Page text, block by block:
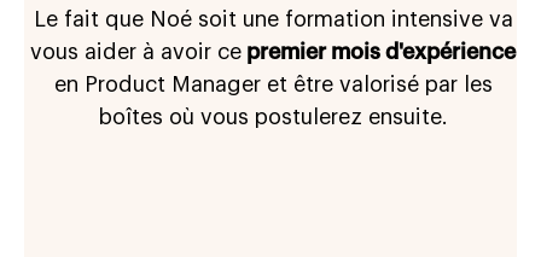
Le fait que Noé soit une formation intensive va
vous aider à avoir ce premier mois d'expérience
en Product Manager et être valorisé par les
boîtes où vous postulerez ensuite.